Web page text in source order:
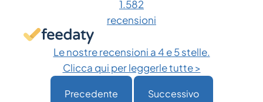
1.582
recensioni
Le nostre recensioni a 4 e 5 stelle.
Clicca qui per leggerle tutte >
Precedente Successivo